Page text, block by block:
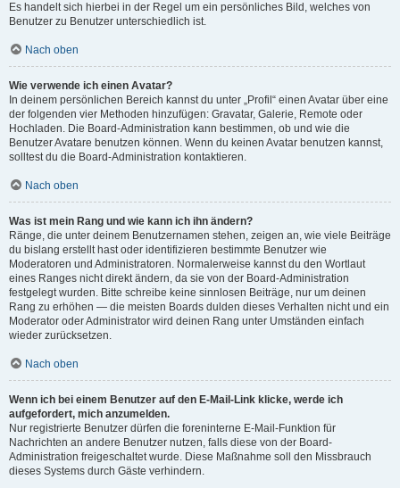
Es handelt sich hierbei in der Regel um ein persönliches Bild, welches von
Benutzer zu Benutzer unterschiedlich ist.
Nach oben
Wie verwende ich einen Avatar?
In deinem persönlichen Bereich kannst du unter „Profil“ einen Avatar über eine
der folgenden vier Methoden hinzufügen: Gravatar, Galerie, Remote oder
Hochladen. Die Board-Administration kann bestimmen, ob und wie die
Benutzer Avatare benutzen können. Wenn du keinen Avatar benutzen kannst,
solltest du die Board-Administration kontaktieren.
Nach oben
Was ist mein Rang und wie kann ich ihn ändern?
Ränge, die unter deinem Benutzernamen stehen, zeigen an, wie viele Beiträge
du bislang erstellt hast oder identifizieren bestimmte Benutzer wie
Moderatoren und Administratoren. Normalerweise kannst du den Wortlaut
eines Ranges nicht direkt ändern, da sie von der Board-Administration
festgelegt wurden. Bitte schreibe keine sinnlosen Beiträge, nur um deinen
Rang zu erhöhen — die meisten Boards dulden dieses Verhalten nicht und ein
Moderator oder Administrator wird deinen Rang unter Umständen einfach
wieder zurücksetzen.
Nach oben
Wenn ich bei einem Benutzer auf den E-Mail-Link klicke, werde ich
aufgefordert, mich anzumelden.
Nur registrierte Benutzer dürfen die foreninterne E-Mail-Funktion für
Nachrichten an andere Benutzer nutzen, falls diese von der Board-
Administration freigeschaltet wurde. Diese Maßnahme soll den Missbrauch
dieses Systems durch Gäste verhindern.